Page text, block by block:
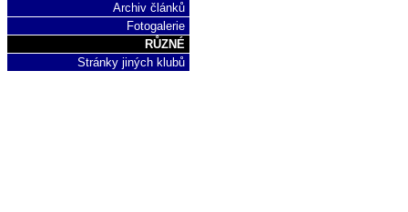
Archiv článků
Fotogalerie
RŮZNÉ
Stránky jiných klubů